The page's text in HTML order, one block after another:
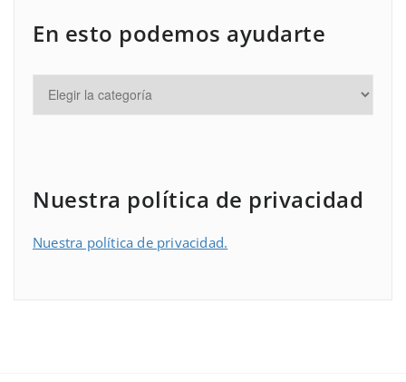
En esto podemos ayudarte
Nuestra política de privacidad
Nuestra política de privacidad.